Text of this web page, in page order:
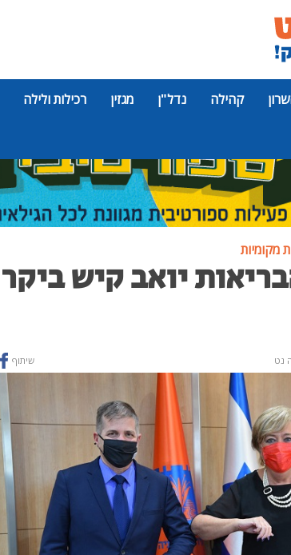
קהילה נדל"ן מגזין רכילות ולילה
מקומיות
יואב קיש ביקר
נט שיתוף